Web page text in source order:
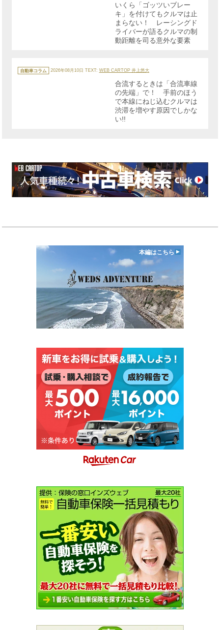
いくら「ゴッツいブレー
キ」を付けてもクルマは止
まらない！ レーシングド
ライバーが語るクルマの制
動距離を司る意外な要素
テ
ゴ
自動車コラム 2026年08月10日 TEXT: WEB CARTOP 井上悠大
合流するときは「合流車線
の先端」で！ 手前のほう
で本線にねじ込むクルマは
渋滞を増やす原因でしかな
い!!
本編はこちら